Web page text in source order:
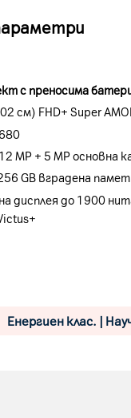
с преносима
см) FHD+ Super
MP + 5 MP основна
GB вградена памет
дисплея до 1900
Енергиен клас. |